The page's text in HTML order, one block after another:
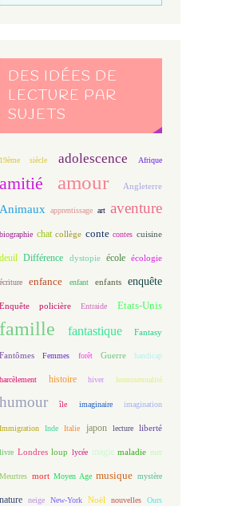
DES IDÉES DE
LECTURE PAR
SUJETS
19ème siècle adolescence Afrique
amitié amour Angleterre
Animaux apprentissage art aventure
biographie chat collège conte contes cuisine
deuil Différence dystopie école écologie
écriture enfance enfant enfants enquête
Enquête policière Entraide Etats-Unis
famille fantastique Fantasy
Fantômes Femmes forêt Guerre handicap
harcèlement histoire hiver homosexualité
humour île imaginaire imagination
Immigration Inde Italie japon lecture liberté
livre Londres loup lycée magie maladie mer
Meurtres mort Moyen Age musique mystère
nature neige New-York Noël nouvelles Ours